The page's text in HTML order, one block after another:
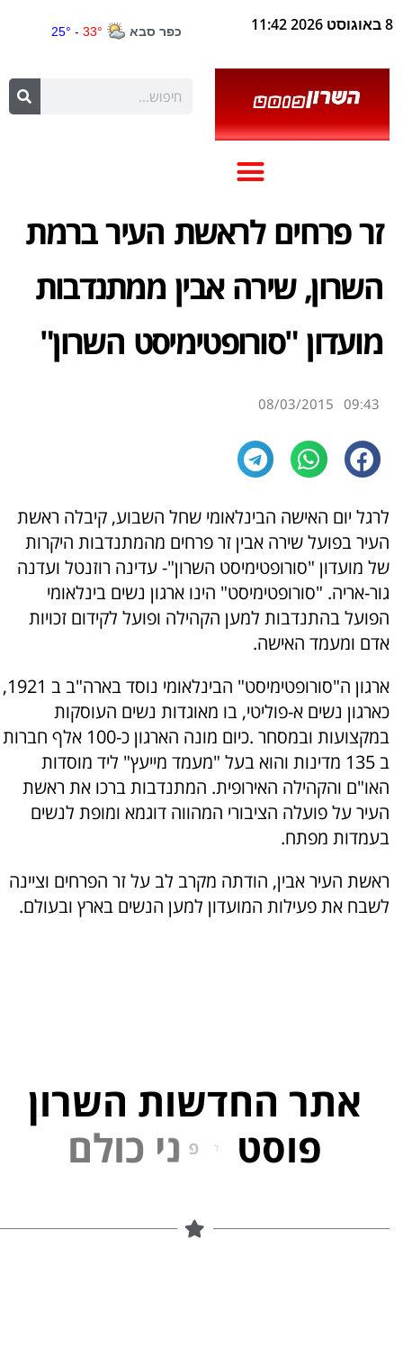
8 באוגוסט 2026 11:42
זר פרחים לראשת העיר ברמת
השרון, שירה אבין ממתנדבות
מועדון "סורופטימיסט השרון"
09:43
08/03/2015
לרגל יום האישה הבינלאומי שחל השבוע, קיבלה ראשת
העיר בפועל שירה אבין זר פרחים מהמתנדבות היקרות
של מועדון "סורופטימיסט השרון"- עדינה רוזנטל ועדנה
גור-אריה. "סורופטימיסט" הינו ארגון נשים בינלאומי
הפועל בהתנדבות למען הקהילה ופועל לקידום זכויות
אדם ומעמד האישה.
ארגון ה"סורופטימיסט" הבינלאומי נוסד בארה"ב ב 1921,
כארגון נשים א-פוליטי, בו מאוגדות נשים העוסקות
במקצועות ובמסחר .כיום מונה הארגון כ-100 אלף חברות
ב 135 מדינות והוא בעל "מעמד מייעץ" ליד מוסדות
האו"ם והקהילה האירופית. המתנדבות ברכו את ראשת
העיר על פועלה הציבורי המהווה דוגמא ומופת לנשים
בעמדות מפתח.
ראשת העיר אבין, הודתה מקרב לב על זר הפרחים וציינה
לשבח את פעילות המועדון למען הנשים בארץ ובעולם.
אתר החדשות השרון
פוסט